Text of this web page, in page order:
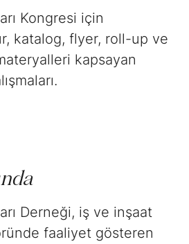
Kongresi için
katalog, flyer, roll-up ve
kapsayan
Derneği, iş ve inşaat
faaliyet gösteren